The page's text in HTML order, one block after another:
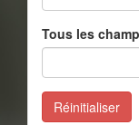
Tous les
Réinitialiser